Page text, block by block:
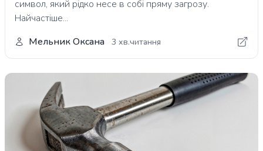
символ, який рідко несе в собі пряму загрозу.
Найчастіше...
Мельник Оксана
3 хв.читання